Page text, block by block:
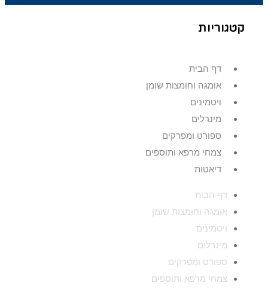
קטגוריות
דף הבית
אומגה וחומצות שומן
ויטמינים
מינרלים
ספורט ומפרקים
צמחי מרפא ותוספים
דיאטות
דף הבית
אומגה וחומצות שומן
ויטמינים
מינרלים
ספורט ומפרקים
צמחי מרפא ותוספים